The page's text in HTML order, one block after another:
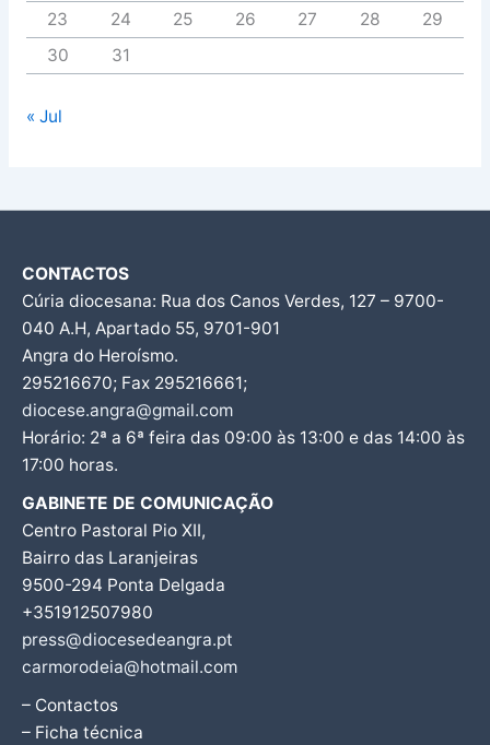
23
24 25 26 27 28
29
30
31
« Jul
CONTACTOS
Cúria diocesana: Rua dos Canos Verdes, 127 – 9700-
040 A.H, Apartado 55, 9701-901
Angra do Heroísmo.
295216670; Fax 295216661;
diocese.angra@gmail.com
Horário: 2ª a 6ª feira das 09:00 às 13:00 e das 14:00 às
17:00 horas.
GABINETE DE COMUNICAÇÃO
Centro Pastoral Pio XII,
Bairro das Laranjeiras
9500-294 Ponta Delgada
+351912507980
press@diocesedeangra.pt
carmorodeia@hotmail.com
– Contactos
– Ficha técnica